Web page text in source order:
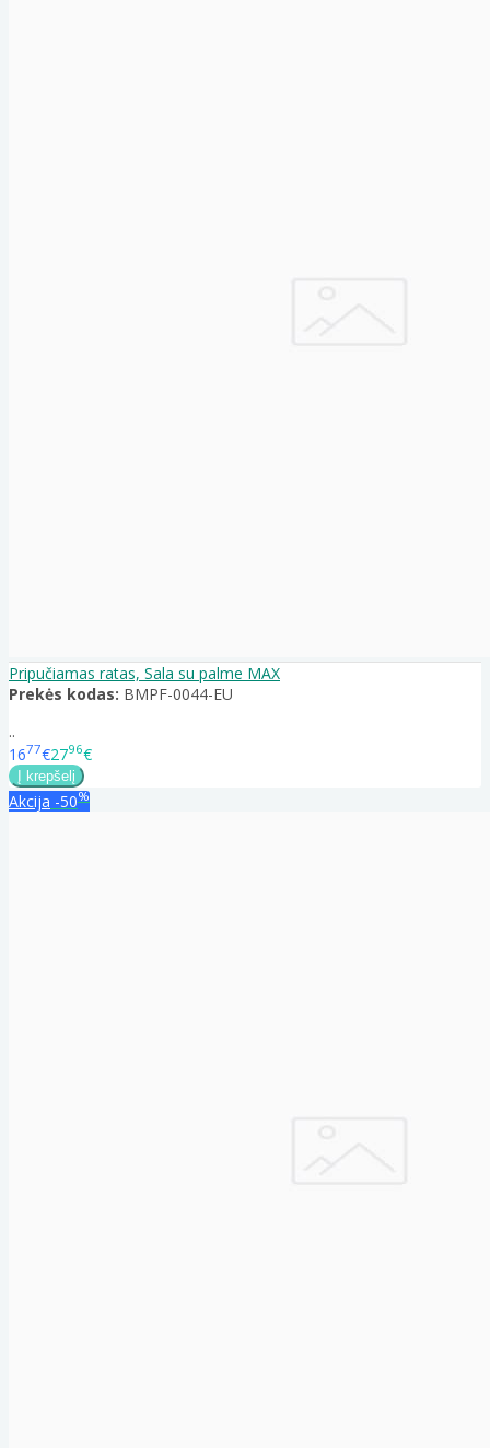
Pripučiamas ratas, Sala su palme MAX
Prekės kodas: BMPF-0044-EU
..
1677€2796€
Akcija -50%